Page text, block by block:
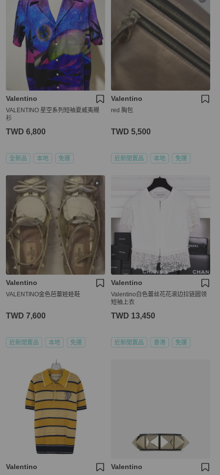
Valentino
VALENTINO 星空系列短袖夏威夷襯
衫
TWD 6,800
全新品 本地 免運
Valentino
red 胸包
TWD 5,500
近新閒置品 本地 免運
Valentino
VALENTINO金色芭蕾娃娃鞋
TWD 7,600
近新閒置品 本地 免運
Valentino
Valentino白色蕾丝花花滚边拉链圆领
短袖上衣
TWD 13,450
近新閒置品 香港 免運
Valentino Valentino